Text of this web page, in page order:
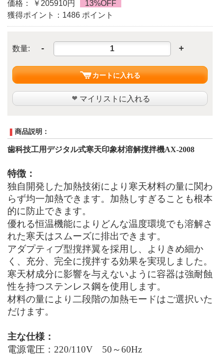
価格： ￥205910円
13%OFF
獲得ポイント：1486 ポイント
数量: - +
カートに入れる
マイリストに入れる
商品説明：
歯科技工用デジタル式寒天印象材溶解撹拌機AX-2008
特徴：
独自開発した加熱技術により寒天材料の量に関わ
らず均一加熱できます。加熱しすぎることも根本
的に防止できます。
優れる恒温機能によりどんな温度環境でも溶解さ
れた寒天はスムーズに排出できます。
アダプティブ型撹拌翼を採用し、よりきめ細か
く、充分、完全に撹拌する効果を実現しました。
寒天材成分に影響を与えないように容器は強耐蝕
性を持つステンレス鋼を使用します。
材料の量により二段階の加熱モードはご選択いた
だけます。
主な仕様：
電源電圧：220/110V 50～60Hz